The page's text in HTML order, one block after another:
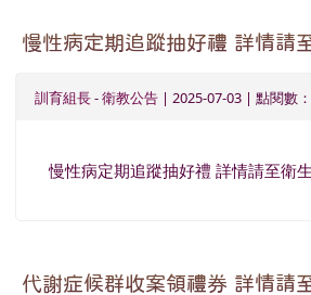
慢性病定期追蹤抽好禮 詳情請
訓育組長-衛教公告 | 2025-07-03 | 點閱數
慢性病定期追蹤抽好禮 詳情請至衛
代謝症候群收案領禮券 詳情請